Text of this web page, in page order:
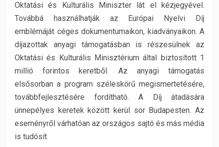
Oktatási és Kulturális Miniszter lát el kézjegyével.
Továbbá használhatják az Európai Nyelvi Díj
emblémáját céges dokumentumaikon, kiadványaikon. A
díjazottak anyagi támogatásban is részesülnek az
Oktatási és Kulturális Minisztérium által biztosított 1
millió forintos keretből. Az anyagi támogatás
elsősorban a program széleskörű megismertetésére,
továbbfejlesztésére fordítható. A Díj átadására
ünnepélyes keretek között kerül sor Budapesten. Az
eseményről várhatóan az országos sajtó és más média
is tudósít